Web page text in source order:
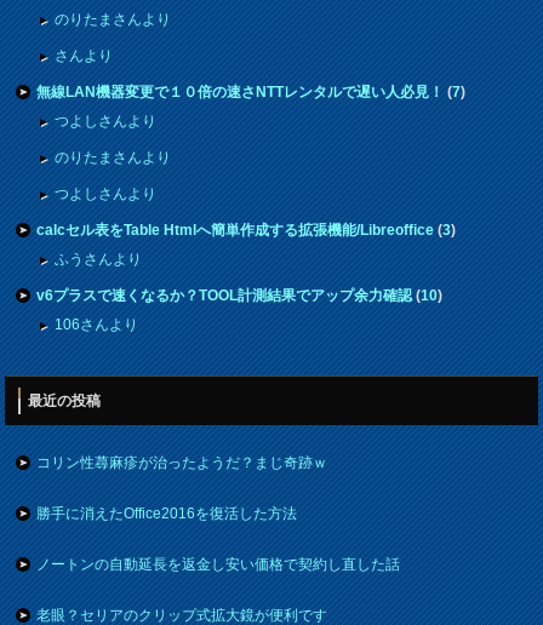
のりたまさんより
さんより
無線LAN機器変更で１０倍の速さNTTレンタルで遅い人必見！(7)
つよしさんより
のりたまさんより
つよしさんより
calcセル表をTable Htmlへ簡単作成する拡張機能/Libreoffice(3)
ふうさんより
v6プラスで速くなるか？TOOL計測結果でアップ余力確認(10)
106さんより
最近の投稿
コリン性蕁麻疹が治ったようだ？まじ奇跡ｗ
勝手に消えたOffice2016を復活した方法
ノートンの自動延長を返金し安い価格で契約し直した話
老眼？セリアのクリップ式拡大鏡が便利です